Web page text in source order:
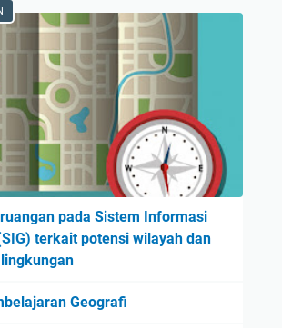
pada Sistem Informasi
terkait potensi wilayah dan
Geografi